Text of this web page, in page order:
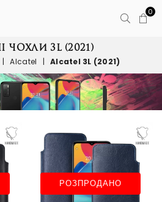
0
ЧОХЛИ 3L (2021)
| Alcatel | Alcatel 3L (2021)
РОЗПРОДАНО